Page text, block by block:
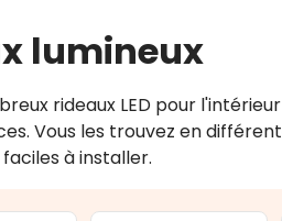
lumineux
rideaux LED pour
Vous les trouvez en
à installer.